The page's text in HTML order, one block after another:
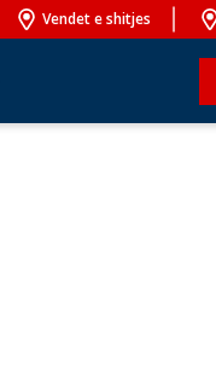
Vendet e shitjes